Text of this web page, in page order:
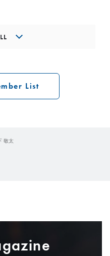
List
敬太